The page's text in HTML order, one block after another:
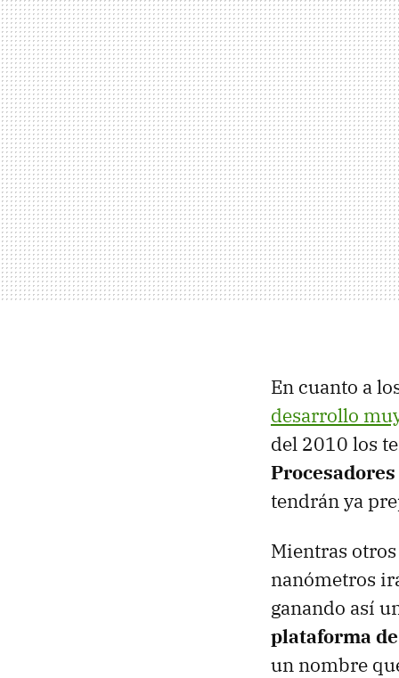
En cuanto a
desarrollo
del 2010 los
tendrán ya
Mientras
nanómetros
ganando así
plataforma
un nombre